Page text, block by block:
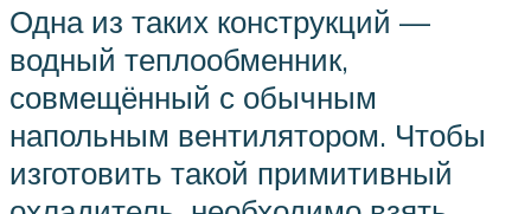
Одна из таких конструкций —
водный теплообменник,
совмещённый с обычным
напольным вентилятором. Чтобы
изготовить такой примитивный